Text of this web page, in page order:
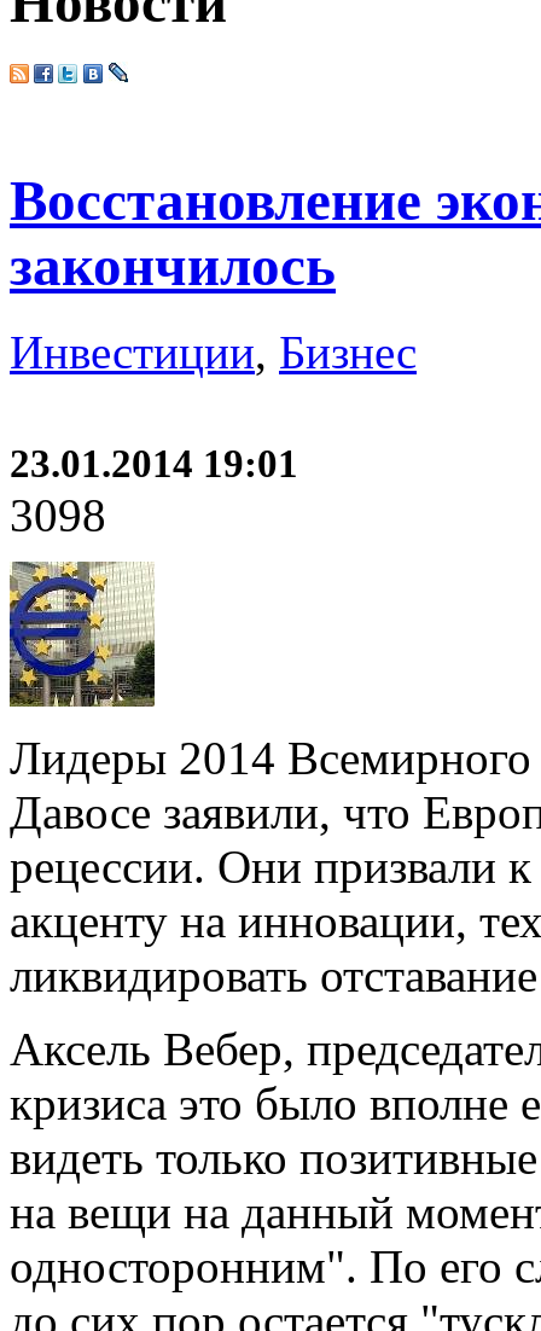
Восстановление
закончилось
Инвестиции, Бизнес
23.01.2014 19:01
3098
Лидеры 2014 Всемирного
Давосе заявили, что
рецессии. Они призвали
акценту на инновации,
ликвидировать
Аксель Вебер,
кризиса это было вполне
видеть только
на вещи на данный
односторонним". По его
до сих пор остается